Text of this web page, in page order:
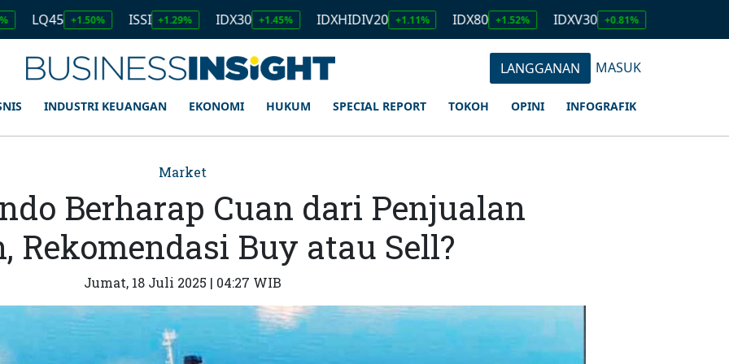
+1.50% ISSI +1.29% IDX30 +1.45% IDXHIDIV20 +1.11% IDX80 +1.52% IDXV30 +0.81% IDXQ30
LANGGANAN MASUK
INDUSTRI KEUANGAN EKONOMI HUKUM SPECIAL REPORT TOKOH OPINI INFOGRAFIK
Market
Berharap Cuan dari Penjualan
Rekomendasi Buy atau Sell?
Jumat, 18 Juli 2025 | 04:27 WIB